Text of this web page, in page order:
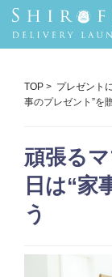
TOP > プレゼント
事のプレゼント”を
頑張る
日は“家
う